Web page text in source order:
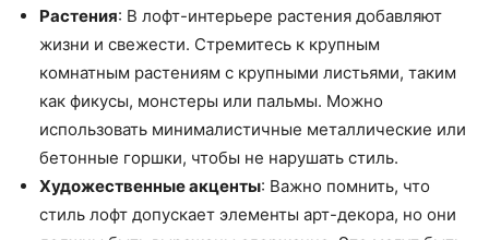
Растения: В лофт-интерьере растения добавляют
жизни и свежести. Стремитесь к крупным
комнатным растениям с крупными листьями, таким
как фикусы, монстеры или пальмы. Можно
использовать минималистичные металлические или
бетонные горшки, чтобы не нарушать стиль.
Художественные акценты: Важно помнить, что
стиль лофт допускает элементы арт-декора, но они